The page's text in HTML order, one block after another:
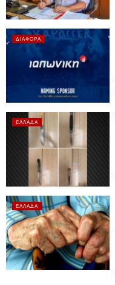
ΔΙΆΦΟΡΑ
ΕΛΛΆΔΑ
ΕΛΛΆΔΑ